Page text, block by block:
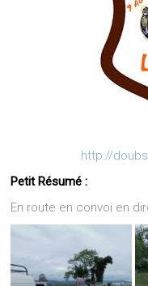
http://
Petit Résumé :
En route en convoi en